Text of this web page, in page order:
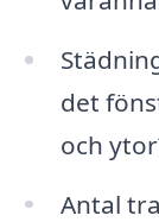
det
och
Antal